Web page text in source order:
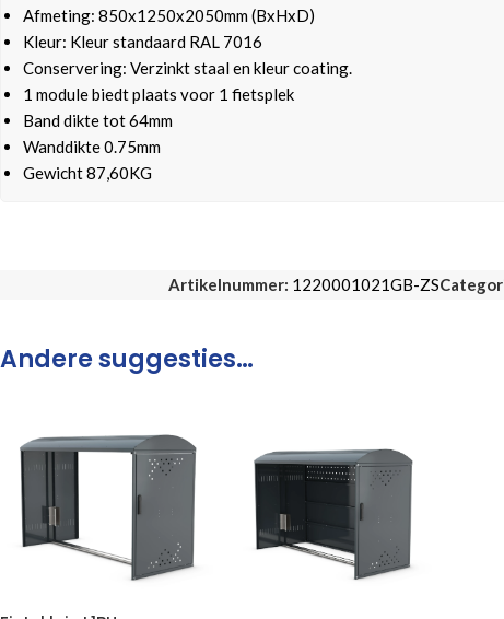
Afmeting: 850x1250x2050mm (BxHxD)
Kleur: Kleur standaard RAL 7016
Conservering: Verzinkt staal en kleur coating.
1 module biedt plaats voor 1 fietsplek
Band dikte tot 64mm
Wanddikte 0.75mm
Gewicht 87,60KG
Artikelnummer: 1220001021GB-ZS
Andere suggesties…